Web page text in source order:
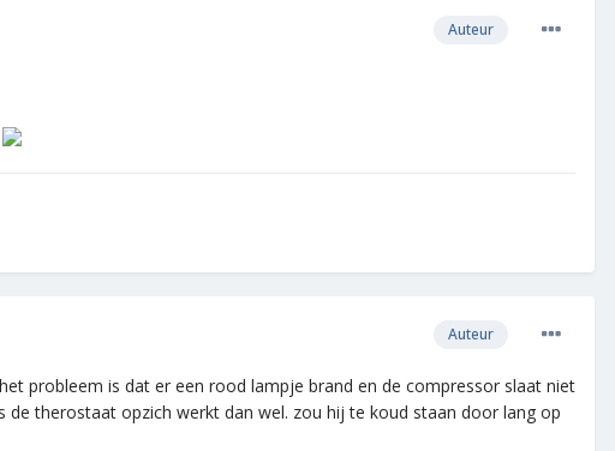
Auteur
Auteur
probleem is dat er een rood lampje brand en de compressor slaat niet
therostaat opzich werkt dan wel. zou hij te koud staan door lang op